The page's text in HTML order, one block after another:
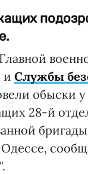
и Службы
обыски
28-й
Одессе,